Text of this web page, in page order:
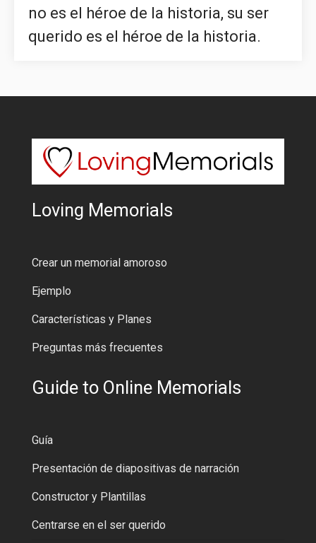
no es el héroe de la historia, su ser
querido es el héroe de la historia.
Loving Memorials
Crear un memorial amoroso
Ejemplo
Características y Planes
Preguntas más frecuentes
Guide to Online Memorials
Guía
Presentación de diapositivas de narración
Constructor y Plantillas
Centrarse en el ser querido